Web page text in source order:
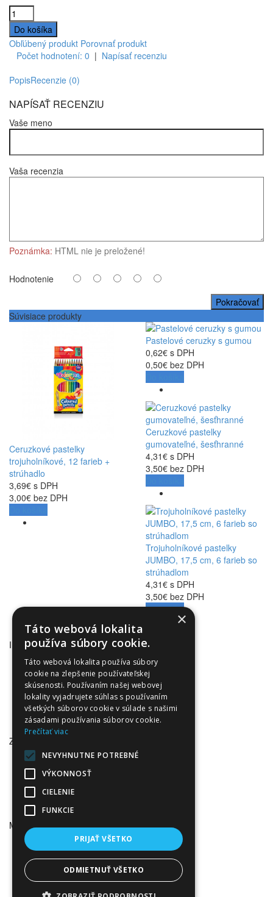
Obľúbený produkt Porovnať produkt
Počet hodnotení: 0 | Napísať recenziu
PopisRecenzie (0)
NAPÍSAŤ RECENZIU
Vaše meno
Vaša recenzia
Poznámka: HTML nie je preložené!
Hodnotenie
Pokračovať
Súvisiace produkty
Ceruzkové pastelky
trojuholníkové, 12 farieb +
strúhadlo
3,69€ s DPH
3,00€ bez DPH
Pastelové ceruzky s gumou
0,62€ s DPH
0,50€ bez DPH
Ceruzkové pastelky
gumovateľné, šesťhranné
4,31€ s DPH
3,50€ bez DPH
Trojuholníkové pastelky
JUMBO, 17,5 cm, 6 farieb so
strúhadlom
4,31€ s DPH
3,50€ bez DPH
Do košíka
INFORMÁCIE
Obchodné podmienky
Odstúpenie od zmluvy
Reklamačný poriadok
Doprava a platba
Ochrana osobných údajov
Ochrana osobných údajov - newsletter
ZÁKAZNÍCKY SERVIS
Kontaktujte nás
Reklamácie
Mapa stránok
Darčekové poukážky
Akciový tovar
MÔJ ÚČET
História objednávok
Obľúbené produkty
Novinky
Partnerský program
×
Táto webová lokalita
používa súbory cookie.
Táto webová lokalita používa súbory
cookie na zlepšenie používateľskej
skúsenosti. Používaním našej webovej
lokality vyjadrujete súhlas s používaním
všetkých súborov cookie v súlade s našimi
zásadami používania súborov cookie.
Prečítať viac
NEVYHNUTNE POTREBNÉ
VÝKONNOSŤ
CIELENIE
FUNKCIE
PRIJAŤ VŠETKO
ODMIETNUŤ VŠETKO